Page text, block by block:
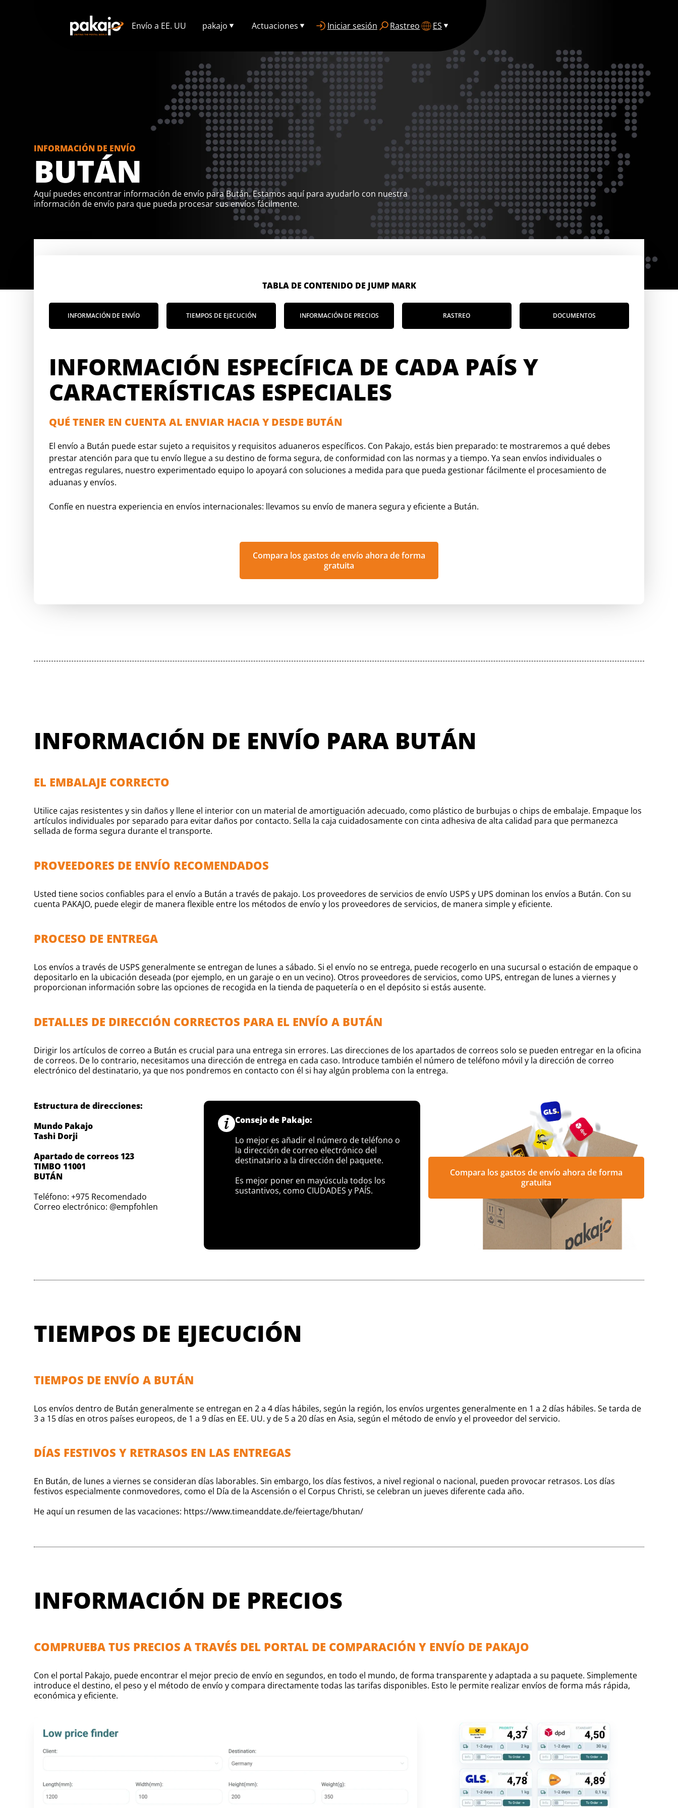
Envío a EE. UU pakajo Actuaciones Iniciar sesión Rastreo ES
INFORMACIÓN DE ENVÍO
BUTÁN
Aquí puedes encontrar información de envío para Bután. Estamos aquí para ayudarlo con nuestra
información de envío para que pueda procesar sus envíos fácilmente.
TABLA DE CONTENIDO DE JUMP MARK
INFORMACIÓN DE ENVÍO TIEMPOS DE EJECUCIÓN INFORMACIÓN DE PRECIOS RASTREO DOCUMENTOS
INFORMACIÓN ESPECÍFICA DE CADA PAÍS Y
CARACTERÍSTICAS ESPECIALES
QUÉ TENER EN CUENTA AL ENVIAR HACIA Y DESDE BUTÁN
El envío a Bután puede estar sujeto a requisitos y requisitos aduaneros específicos. Con Pakajo, estás bien preparado: te mostraremos a qué debes
prestar atención para que tu envío llegue a su destino de forma segura, de conformidad con las normas y a tiempo. Ya sean envíos individuales o
entregas regulares, nuestro experimentado equipo lo apoyará con soluciones a medida para que pueda gestionar fácilmente el procesamiento de
aduanas y envíos.
Confíe en nuestra experiencia en envíos internacionales: llevamos su envío de manera segura y eficiente a Bután.
Compara los gastos de envío ahora de forma
gratuita
INFORMACIÓN DE ENVÍO PARA BUTÁN
EL EMBALAJE CORRECTO
Utilice cajas resistentes y sin daños y llene el interior con un material de amortiguación adecuado, como plástico de burbujas o chips de embalaje. Empaque los
artículos individuales por separado para evitar daños por contacto. Sella la caja cuidadosamente con cinta adhesiva de alta calidad para que permanezca
sellada de forma segura durante el transporte.
PROVEEDORES DE ENVÍO RECOMENDADOS
Usted tiene socios confiables para el envío a Bután a través de pakajo. Los proveedores de servicios de envío USPS y UPS dominan los envíos a Bután. Con su
cuenta PAKAJO, puede elegir de manera flexible entre los métodos de envío y los proveedores de servicios, de manera simple y eficiente.
PROCESO DE ENTREGA
Los envíos a través de USPS generalmente se entregan de lunes a sábado. Si el envío no se entrega, puede recogerlo en una sucursal o estación de empaque o
depositarlo en la ubicación deseada (por ejemplo, en un garaje o en un vecino). Otros proveedores de servicios, como UPS, entregan de lunes a viernes y
proporcionan información sobre las opciones de recogida en la tienda de paquetería o en el depósito si estás ausente.
DETALLES DE DIRECCIÓN CORRECTOS PARA EL ENVÍO A BUTÁN
Dirigir los artículos de correo a Bután es crucial para una entrega sin errores. Las direcciones de los apartados de correos solo se pueden entregar en la oficina
de correos. De lo contrario, necesitamos una dirección de entrega en cada caso. Introduce también el número de teléfono móvil y la dirección de correo
electrónico del destinatario, ya que nos pondremos en contacto con él si hay algún problema con la entrega.
Estructura de direcciones:
Mundo Pakajo
Tashi Dorji
Apartado de correos 123
TIMBO 11001
BUTÁN
Teléfono: +975 Recomendado
Correo electrónico: @empfohlen
Consejo de Pakajo:
Lo mejor es añadir el número de teléfono o
la dirección de correo electrónico del
destinatario a la dirección del paquete.
Es mejor poner en mayúscula todos los
sustantivos, como CIUDADES y PAÍS.
Compara los gastos de envío ahora de forma
gratuita
TIEMPOS DE EJECUCIÓN
TIEMPOS DE ENVÍO A BUTÁN
Los envíos dentro de Bután generalmente se entregan en 2 a 4 días hábiles, según la región, los envíos urgentes generalmente en 1 a 2 días hábiles. Se tarda de
3 a 15 días en otros países europeos, de 1 a 9 días en EE. UU. y de 5 a 20 días en Asia, según el método de envío y el proveedor del servicio.
DÍAS FESTIVOS Y RETRASOS EN LAS ENTREGAS
En Bután, de lunes a viernes se consideran días laborables. Sin embargo, los días festivos, a nivel regional o nacional, pueden provocar retrasos. Los días
festivos especialmente conmovedores, como el Día de la Ascensión o el Corpus Christi, se celebran un jueves diferente cada año.
He aquí un resumen de las vacaciones: https://www.timeanddate.de/feiertage/bhutan/
INFORMACIÓN DE PRECIOS
COMPRUEBA TUS PRECIOS A TRAVÉS DEL PORTAL DE COMPARACIÓN Y ENVÍO DE PAKAJO
Con el portal Pakajo, puede encontrar el mejor precio de envío en segundos, en todo el mundo, de forma transparente y adaptada a su paquete. Simplemente
introduce el destino, el peso y el método de envío y compara directamente todas las tarifas disponibles. Esto le permite realizar envíos de forma más rápida,
económica y eficiente.